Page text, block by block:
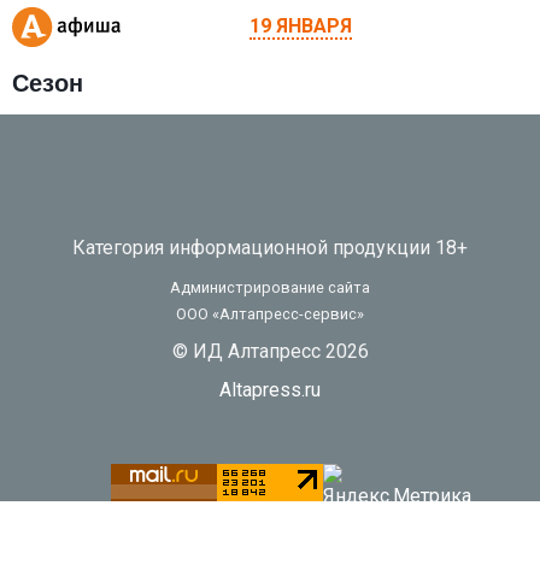
19 ЯНВАРЯ
Сезон
Категория информационной продукции 18+
Администрирование сайта
ООО «Алтапресс-сервис»
© ИД Алтапресс 2026
Altapress.ru